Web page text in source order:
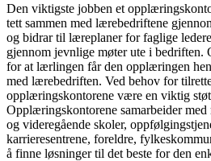
Den viktigste jobben et
tett sammen med lærebedriftene
og bidrar til læreplaner for faglige
gjennom jevnlige møter ute i bedriften.
for at lærlingen får den opplæringen
med lærebedriften. Ved behov for
opplæringskontorene være en viktig
Opplæringskontorene samarbeider
og videregående skoler,
karrieresentrene, foreldre,
å finne løsninger til det beste for den